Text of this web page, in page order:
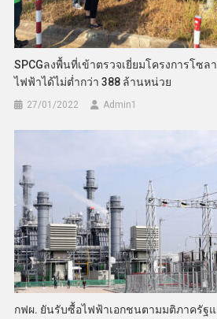
SPCGลงพื้นที่เข้าตรวจเยี่ยมโครงการโซล
ไฟฟ้าได้ไม่ต่ำกว่า 388 ล้านหน่วย
27/01/2022 Admin​1
กฟผ. ยันรับซื้อไฟฟ้าเอกชนตามมติภาครัฐแ